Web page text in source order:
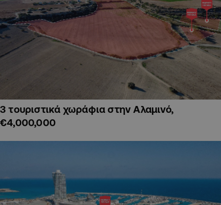
3 τουριστικά χωράφια στην Αλαμινό,
€4,000,000